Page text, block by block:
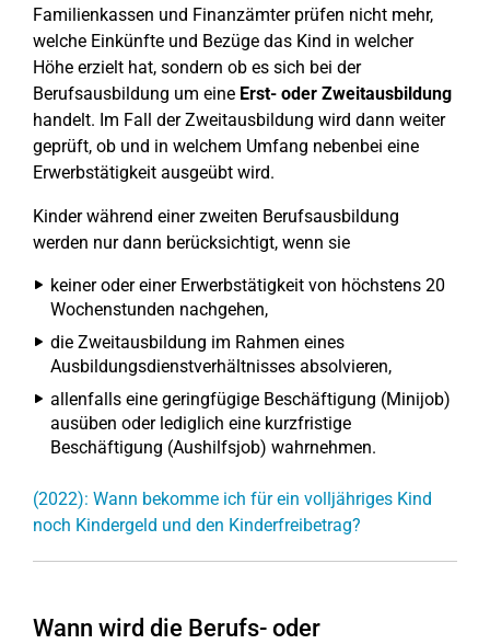
Familienkassen und Finanzämter prüfen nicht mehr,
welche Einkünfte und Bezüge das Kind in welcher
Höhe erzielt hat, sondern ob es sich bei der
Berufsausbildung um eine Erst- oder Zweitausbildung
handelt. Im Fall der Zweitausbildung wird dann weiter
geprüft, ob und in welchem Umfang nebenbei eine
Erwerbstätigkeit ausgeübt wird.
Kinder während einer zweiten Berufsausbildung
werden nur dann berücksichtigt, wenn sie
keiner oder einer Erwerbstätigkeit von höchstens 20
Wochenstunden nachgehen,
die Zweitausbildung im Rahmen eines
Ausbildungsdienstverhältnisses absolvieren,
allenfalls eine geringfügige Beschäftigung (Minijob)
ausüben oder lediglich eine kurzfristige
Beschäftigung (Aushilfsjob) wahrnehmen.
(2022): Wann bekomme ich für ein volljähriges Kind
noch Kindergeld und den Kinderfreibetrag?
Wann wird die Berufs- oder